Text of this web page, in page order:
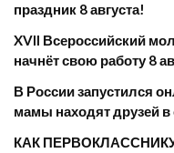
праздник 8 августа!
XVII Всероссийский
начнёт свою работу 8
​В России запустился
мамы находят друзей в
КАК